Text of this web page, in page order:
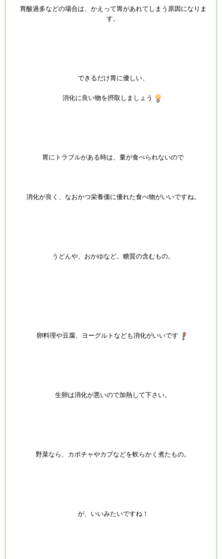
胃酸過多などの場合は、かえって胃があれてしまう原因になりま
す。
できるだけ胃に優しい、
消化に良い物を摂取しましょう
胃にトラブルがある時は、量が食べられないので
消化が良く、なおかつ栄養価に優れた食べ物がいいですね。
うどんや、おかゆなど。糖質の含むもの。
卵料理や豆腐、ヨーグルトなども消化がいいです
生卵は消化が悪いので加熱して下さい。
野菜なら、カボチャやカブなどを軟らかく煮たもの。
が、いいみたいですね！